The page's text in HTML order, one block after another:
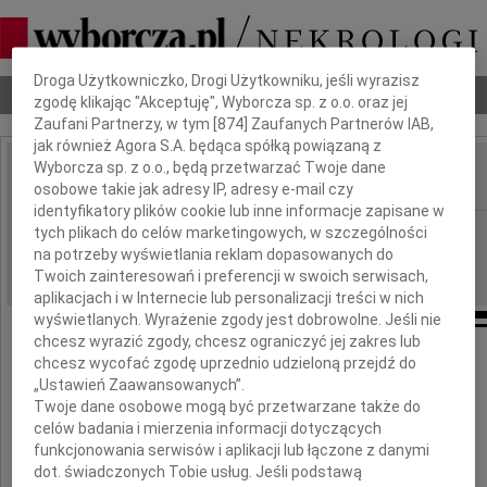
Nekrologi Odeszli Poradnik pogrzebowy
IMIĘ I NAZWISKO:
REGION: Lublin
DATA EMISJI: 25.02.2010
Panu
prof. Grzegorzowi Litakowi
Dbamy o Twoją prywatność
Droga Użytkowniczko, Drogi Użytkowniku, jeśli wyrazisz
zgodę klikając "Akceptuję", Wyborcza sp. z o.o. oraz jej
Zaufani Partnerzy, w tym [874 ] Zaufanych Partnerów IAB,
jak również Agora S.A. będąca spółką powiązaną z
Wyborcza sp. z o.o., będą przetwarzać Twoje dane
osobowe takie jak adresy IP, adresy e-mail czy
identyfikatory plików cookie lub inne informacje zapisane w
tych plikach do celów marketingowych, w szczególności
na potrzeby wyświetlania reklam dopasowanych do
Twoich zainteresowań i preferencji w swoich serwisach,
aplikacjach i w Internecie lub personalizacji treści w nich
wyświetlanych. Wyrażenie zgody jest dobrowolne. Jeśli nie
chcesz wyrazić zgody, chcesz ograniczyć jej zakres lub
chcesz wycofać zgodę uprzednio udzieloną przejdź do
„Ustawień Zaawansowanych”.
Twoje dane osobowe mogą być przetwarzane także do
celów badania i mierzenia informacji dotyczących
funkcjonowania serwisów i aplikacji lub łączone z danymi
dot. świadczonych Tobie usług. Jeśli podstawą